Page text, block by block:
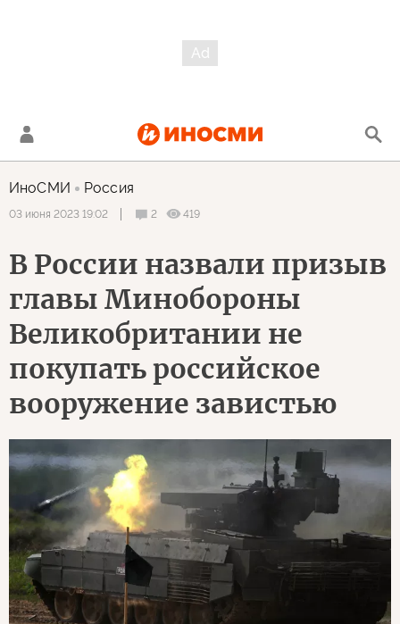
ИноСМИ Россия
03 июня 2023 19:02 2 419
В России назвали призыв
главы Минобороны
Великобритании не
покупать российское
вооружение завистью